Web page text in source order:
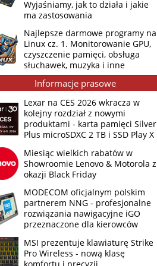
Wyjaśniamy, jak to działa i jakie
ma zastosowania
Najlepsze darmowe programy na
Linux cz. 1. Monitorowanie GPU,
czyszczenie pamięci, obsługa
słuchawek, muzyka i inne
Informacje prasowe
Lexar na CES 2026 wkracza w
kolejny rozdział z nowymi
produktami - karta pamięci Silver
Plus microSDXC 2 TB i SSD Play X
Miesiąc wielkich rabatów w
Showroomie Lenovo & Motorola z
okazji Black Friday
MODECOM oficjalnym polskim
partnerem NNG - profesjonalne
rozwiązania nawigacyjne iGO
przeznaczone dla kierowców
MSI prezentuje klawiaturę Strike
Pro Wireless - nową klasę
komfortu i precyzji